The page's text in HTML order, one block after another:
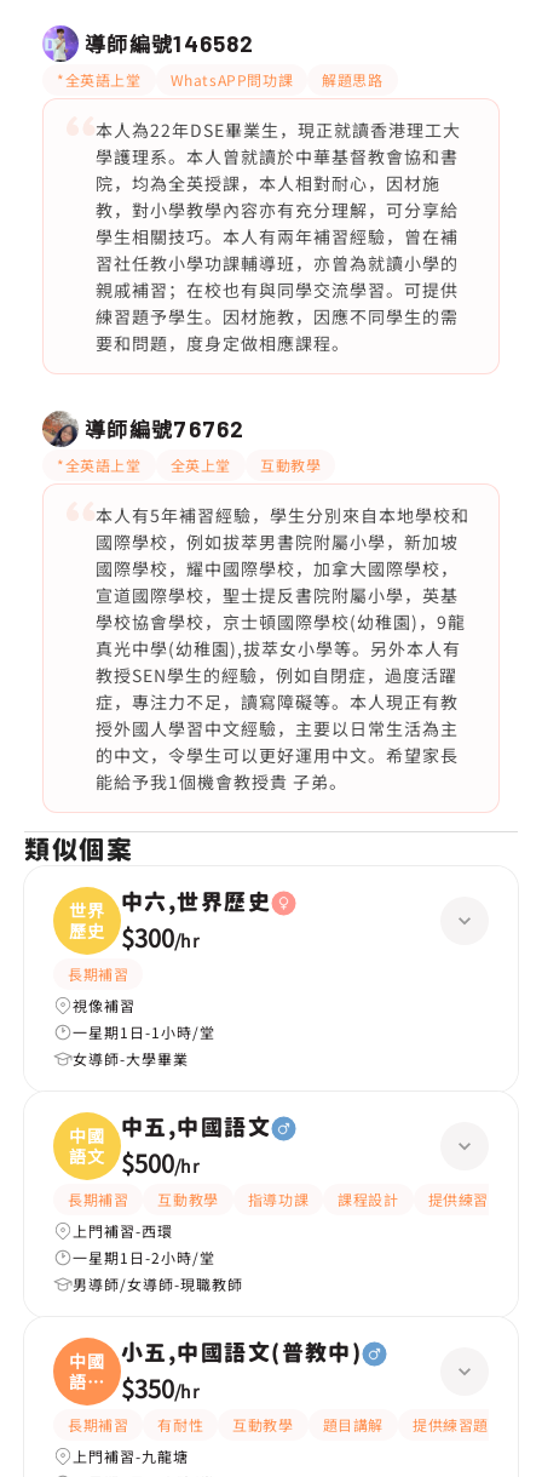
導師編號146582
*全英語上堂 WhatsAPP問功課 解題思路
本人為22年DSE畢業生，現正就讀香港理工大
學護理系。本人曾就讀於中華基督教會協和書
院，均為全英授課，本人相對耐心，因材施
教，對小學教學內容亦有充分理解，可分享給
學生相關技巧。本人有兩年補習經驗，曾在補
習社任教小學功課輔導班，亦曾為就讀小學的
親戚補習；在校也有與同學交流學習。可提供
練習題予學生。因材施教，因應不同學生的需
要和問題，度身定做相應課程。
導師編號76762
*全英語上堂 全英上堂 互動教學
本人有5年補習經驗，學生分別來自本地學校和
國際學校，例如拔萃男書院附屬小學，新加坡
國際學校，耀中國際學校，加拿大國際學校，
宣道國際學校，聖士提反書院附屬小學，英基
學校協會學校，京士頓國際學校(幼稚園)，9龍
真光中學(幼稚園),拔萃女小學等。另外本人有
教授SEN學生的經驗，例如自閉症，過度活躍
症，專注力不足，讀寫障礙等。本人現正有教
授外國人學習中文經驗，主要以日常生活為主
的中文，令學生可以更好運用中文。希望家長
能給予我1個機會教授貴 子弟。
類似個案
世界
歷史
中六,世界歷史
$300/hr
長期補習
視像補習
一星期1日-1小時/堂
女導師-大學畢業
中國
語文
中五,中國語文
$500/hr
長期補習 互動教學 指導功課 課程設計
提供練習題/試題
上門補習-西環
一星期1日-2小時/堂
男導師/女導師-現職教師
中國
語文
(
小五,中國語文(普教中)
$350/hr
長期補習 有耐性 互動教學 題目講解
提供練習題/試題
上門補習-九龍塘